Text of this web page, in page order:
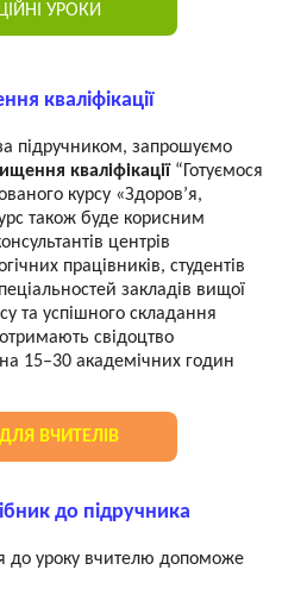
УРОКИ
кваліфікації
підручником, запрошуємо
кваліфікації“Готуємося
курсу «Здоров’я,
також буде корисним
центрів
працівників, студентів
закладів вищої
та успішного складання
свідоцтво
15–30 академічних годин
ВЧИТЕЛІВ
до підручника
до уроку вчителю допоможе